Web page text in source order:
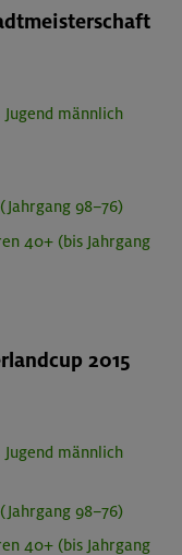
Jugend männlich
98–76)
40+ (bis Jahrgang
2015
Jugend männlich
98–76)
40+ (bis Jahrgang